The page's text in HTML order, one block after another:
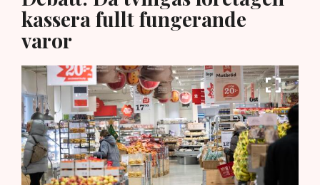
kassera fullt fungerande
varor